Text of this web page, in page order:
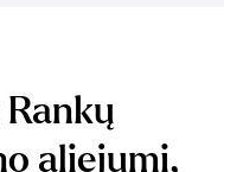
aliejumi,